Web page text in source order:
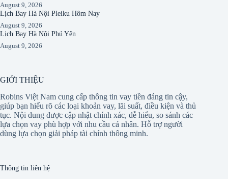
August 9, 2026
Lịch Bay Hà Nội Pleiku Hôm Nay
August 9, 2026
Lịch Bay Hà Nội Phú Yên
August 9, 2026
GIỚI THIỆU
Robins Việt Nam cung cấp thông tin vay tiền đáng tin cậy,
giúp bạn hiểu rõ các loại khoản vay, lãi suất, điều kiện và thủ
tục. Nội dung được cập nhật chính xác, dễ hiểu, so sánh các
lựa chọn vay phù hợp với nhu cầu cá nhân. Hỗ trợ người
dùng lựa chọn giải pháp tài chính thông minh.
Thông tin liên hệ